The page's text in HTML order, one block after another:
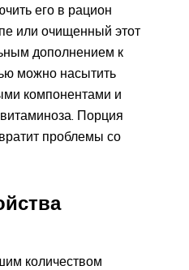
его в рацион
или очищенный этот
дополнением к
можно насытить
компонентами и
Порция
проблемы со
количеством